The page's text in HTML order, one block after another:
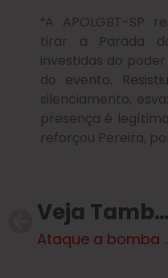
“A APOLGBT-SP
tirar a Parada
investidas do
do evento.
silenciamento,
presença é
reforçou Pereira,
Veja Também
Ataque a bomba na